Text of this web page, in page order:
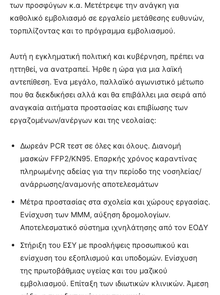
των προσφύγων κ.α. Μετέτρεψε την ανάγκη για
καθολικό εμβολιασμό σε εργαλείο μετάθεσης ευθυνών,
τορπιλίζοντας και το πρόγραμμα εμβολιασμού.
Αυτή η εγκληματική πολιτική και κυβέρνηση, πρέπει να
ηττηθεί, να ανατραπεί. Ήρθε η ώρα για μια λαϊκή
αντεπίθεση. Ένα μεγάλο, παλλαϊκό αγωνιστικό μέτωπο
που θα διεκδικήσει αλλά και θα επιβάλλει μια σειρά από
αναγκαία αιτήματα προστασίας και επιβίωσης των
εργαζομένων/ανέργων και της νεολαίας:
Δωρεάν PCR τεστ σε όλες και όλους. Διανομή
μασκών FFP2/KN95. Επαρκής χρόνος καραντίνας
πληρωμένης αδείας για την περίοδο της νοσηλείας/
ανάρρωσης/αναμονής αποτελεσμάτων
Μέτρα προστασίας στα σχολεία και χώρους εργασίας.
Ενίσχυση των ΜΜΜ, αύξηση δρομολογίων.
Αποτελεσματικό σύστημα ιχνηλάτησης από τον ΕΟΔΥ
Στήριξη του ΕΣΥ με προσλήψεις προσωπικού και
ενίσχυση του εξοπλισμού και υποδομών. Ενίσχυση
της πρωτοβάθμιας υγείας και του μαζικού
εμβολιασμού. Επίταξη των ιδιωτικών κλινικών. Άμεση